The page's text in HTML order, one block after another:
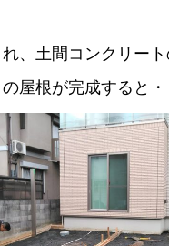
、土間コンクリー
屋根が完成すると